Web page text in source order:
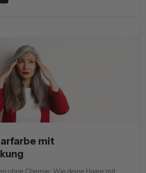
mit
ohne Chemie: Wie deine Haare mit